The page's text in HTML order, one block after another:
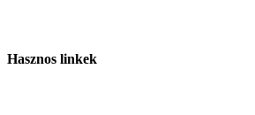
Hasznos linkek